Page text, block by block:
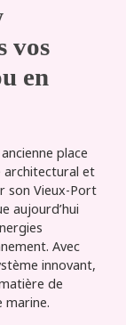
vos
en
place
et
son Vieux-Port
aujourd’hui
Avec
innovant,
de
marine.